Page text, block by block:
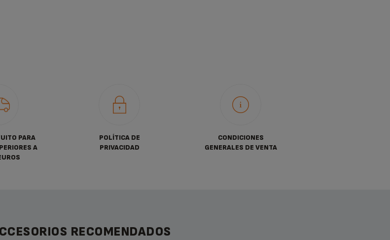
PARA
A
POLÍTICA DE
PRIVACIDAD
CONDICIONES
GENERALES DE VENTA
RECOMENDADOS